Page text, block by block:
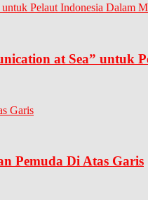
at Sea” untuk
Pemuda Di Atas Garis